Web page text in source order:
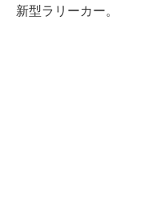
新型ラリーカー。